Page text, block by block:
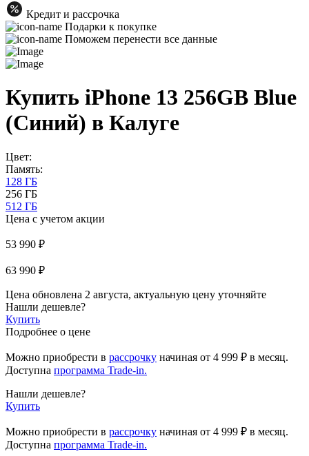
Кредит и рассрочка
Подарки к покупке
Поможем перенести все данные
Купить iPhone 13 256GB Blue
(Синий) в Калуге
Цвет:
Память:
128 ГБ
256 ГБ
512 ГБ
Цена с учетом акции
53 990 ₽
63 990 ₽
Цена обновлена 2 августа, актуальную цену уточняйте
Нашли дешевле?
Купить
Подробнее о цене
Можно приобрести в рассрочку начиная от 4 999 ₽ в месяц.
Доступна программа Trade-in.
Нашли дешевле?
Купить
Можно приобрести в рассрочку начиная от 4 999 ₽ в месяц.
Доступна программа Trade-in.